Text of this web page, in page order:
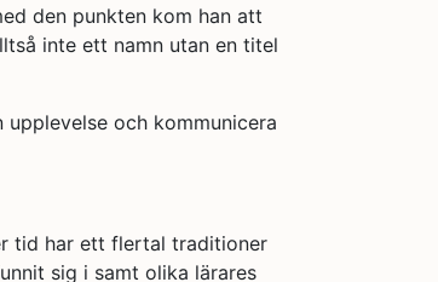
den punkten kom han att
inte ett namn utan en titel
och kommunicera
tid har ett flertal traditioner
sig i samt olika lärares